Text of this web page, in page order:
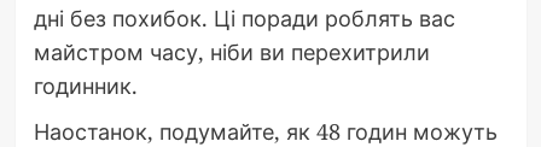
дні без похибок. Ці поради роблять вас
майстром часу, ніби ви перехитрили
годинник.
Наостанок, подумайте, як 48 годин можуть